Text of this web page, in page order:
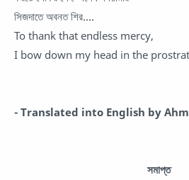
সিজদাতে অবনত শির....
To thank that endless mercy,
I bow down my head in the
- Translated into English by
সমাপ্ত